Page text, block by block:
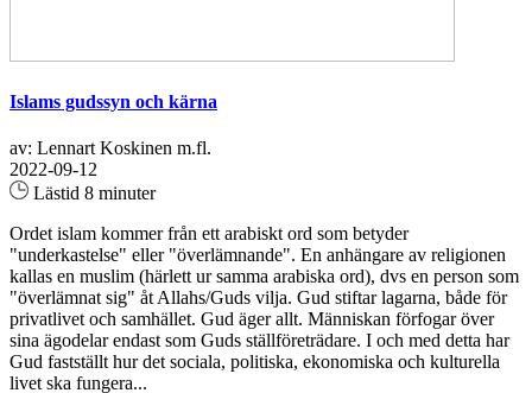
Islams gudssyn och kärna
av: Lennart Koskinen m.fl.
2022-09-12
Lästid 8 minuter
Ordet islam kommer från ett arabiskt ord som betyder
"underkastelse" eller "överlämnande". En anhängare av religionen
kallas en muslim (härlett ur samma arabiska ord), dvs en person som
"överlämnat sig" åt Allahs/Guds vilja. Gud stiftar lagarna, både för
privatlivet och samhället. Gud äger allt. Människan förfogar över
sina ägodelar endast som Guds ställföreträdare. I och med detta har
Gud fastställt hur det sociala, politiska, ekonomiska och kulturella
livet ska fungera...